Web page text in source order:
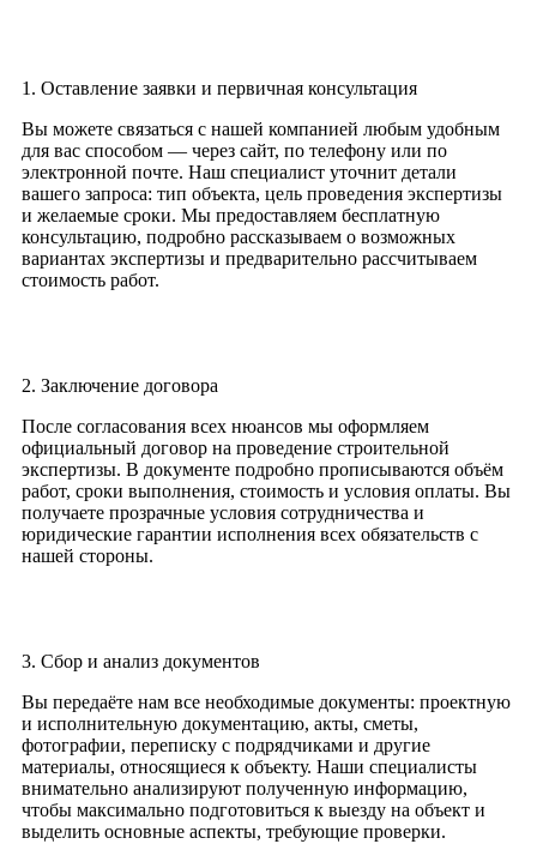
1. Оставление заявки и первичная консультация
Вы можете связаться с нашей компанией любым удобным
для вас способом — через сайт, по телефону или по
электронной почте. Наш специалист уточнит детали
вашего запроса: тип объекта, цель проведения экспертизы
и желаемые сроки. Мы предоставляем бесплатную
консультацию, подробно рассказываем о возможных
вариантах экспертизы и предварительно рассчитываем
стоимость работ.
2. Заключение договора
После согласования всех нюансов мы оформляем
официальный договор на проведение строительной
экспертизы. В документе подробно прописываются объём
работ, сроки выполнения, стоимость и условия оплаты. Вы
получаете прозрачные условия сотрудничества и
юридические гарантии исполнения всех обязательств с
нашей стороны.
3. Сбор и анализ документов
Вы передаёте нам все необходимые документы: проектную
и исполнительную документацию, акты, сметы,
фотографии, переписку с подрядчиками и другие
материалы, относящиеся к объекту. Наши специалисты
внимательно анализируют полученную информацию,
чтобы максимально подготовиться к выезду на объект и
выделить основные аспекты, требующие проверки.